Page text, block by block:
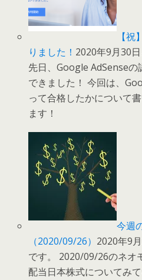
【
りました！ 2020年9月30日
先日、Google AdSense
できました！ 今回は、
って合格したかについて
ます！
今週
（2020/09/26） 2020年9
です。 2020/09/26のネオ
配当日本株式についてみ